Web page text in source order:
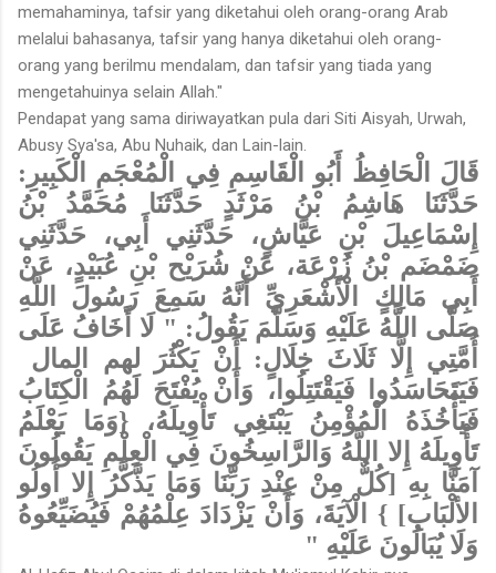
memahaminya, tafsir yang diketahui oleh orang-orang Arab
melalui bahasanya, tafsir yang hanya diketahui oleh orang-
orang yang berilmu mendalam, dan tafsir yang tiada yang
mengetahuinya selain Allah."
Pendapat yang sama diriwayatkan pula dari Siti Aisyah, Urwah,
Abusy Sya'sa, Abu Nuhaik, dan Lain-lain.
قَالَ الْحَافِظُ أَبُو الْقَاسِمِ فِي الْمُعْجَمِ الْكَبِيرِ:
حَدَّثَنَا هَاشِمُ بْنُ مَرْثَدٍ حَدَّثَنَا مُحَمَّدُ بْنُ
إِسْمَاعِيلَ بْنِ عَيَّاشٍ، حَدَّثَنِي أَبِي، حَدَّثَنِي
ضَمْضَم بْنُ زُرْعَة، عَنْ شُرَيْح بْنِ عُبَيْدٍ، عَنْ
أَبِي مَالِكٍ الْأَشْعَرِيِّ أَنَّهُ سَمِعَ رَسُولَ اللَّهِ
صَلَّى اللَّهُ عَلَيْهِ وَسَلَّمَ يَقُولُ: " لَا أَخَافُ عَلَى
أُمَّتِي إِلَّا ثَلَاثَ خِلَالٍ: أَنْ يَكْثُرَ لهم المال
فَيَتَحَاسَدُوا فَيَقْتَتِلُوا، وَأَنْ يُفْتَحَ لَهُمُ الْكِتَابُ
فَيَأْخُذَهُ الْمُؤْمِنُ يَبْتَغِي تَأْوِيلَهُ، {وَمَا يَعْلَمُ
تَأْوِيلَهُ إِلا اللَّهُ وَالرَّاسِخُونَ فِي الْعِلْمِ يَقُولُونَ
آمَنَّا بِهِ [كُلٌّ مِنْ عِنْدِ رَبِّنَا وَمَا يَذَّكَّرُ إِلا أُولُو
الألْبَابِ] } الْآيَةَ، وَأَنْ يَزْدَادَ عِلْمُهُمْ فَيُضَيِّعُوهُ
وَلَا يُبَالُونَ عَلَيْهِ "